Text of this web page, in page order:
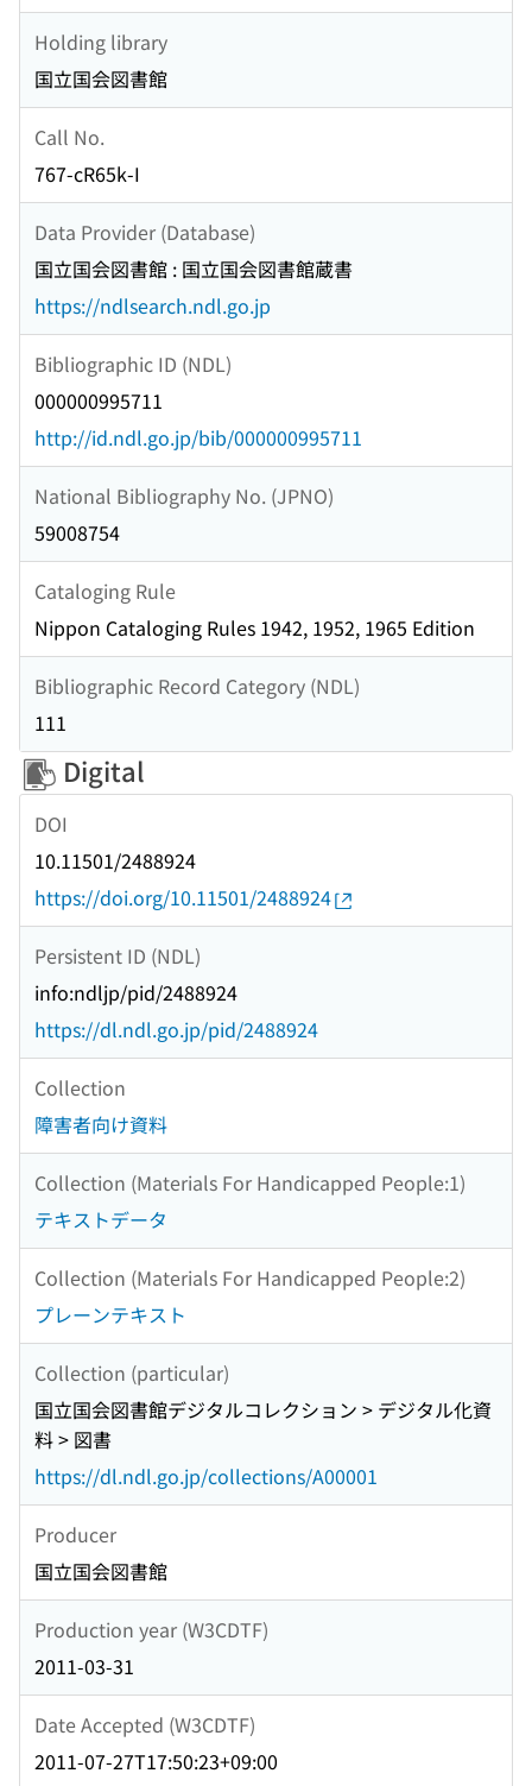
Holding library
国立国会図書館
Call No.
767-cR65k-I
Data Provider (Database)
国立国会図書館 : 国立国会図書館蔵書
https://ndlsearch.ndl.go.jp
Bibliographic ID (NDL)
000000995711
http://id.ndl.go.jp/bib/000000995711
National Bibliography No. (JPNO)
59008754
Cataloging Rule
Nippon Cataloging Rules 1942, 1952, 1965 Edition
Bibliographic Record Category (NDL)
111
Digital
DOI
10.11501/2488924
https://doi.org/10.11501/2488924
Persistent ID (NDL)
info:ndljp/pid/2488924
https://dl.ndl.go.jp/pid/2488924
Collection
障害者向け資料
Collection (Materials For Handicapped People:1)
テキストデータ
Collection (Materials For Handicapped People:2)
プレーンテキスト
Collection (particular)
国立国会図書館デジタルコレクション > デジタル化資
料 > 図書
https://dl.ndl.go.jp/collections/A00001
Producer
国立国会図書館
Production year (W3CDTF)
2011-03-31
Date Accepted (W3CDTF)
2011-07-27T17:50:23+09:00